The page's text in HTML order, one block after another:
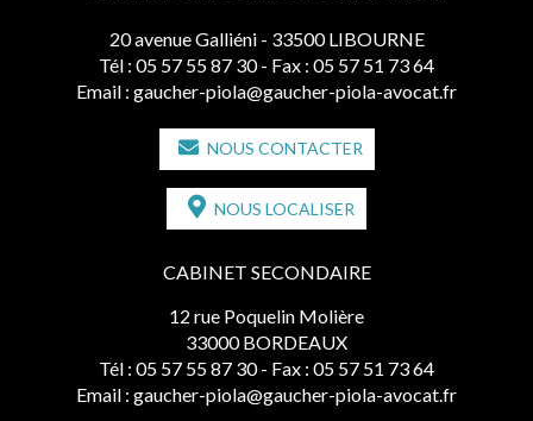
20 avenue Galliéni - 33500 LIBOURNE
Tél : 05 57 55 87 30 - Fax : 05 57 51 73 64
Email : gaucher-piola@gaucher-piola-avocat.fr
NOUS CONTACTER
NOUS LOCALISER
CABINET SECONDAIRE
12 rue Poquelin Molière
33000 BORDEAUX
Tél : 05 57 55 87 30 - Fax : 05 57 51 73 64
Email : gaucher-piola@gaucher-piola-avocat.fr